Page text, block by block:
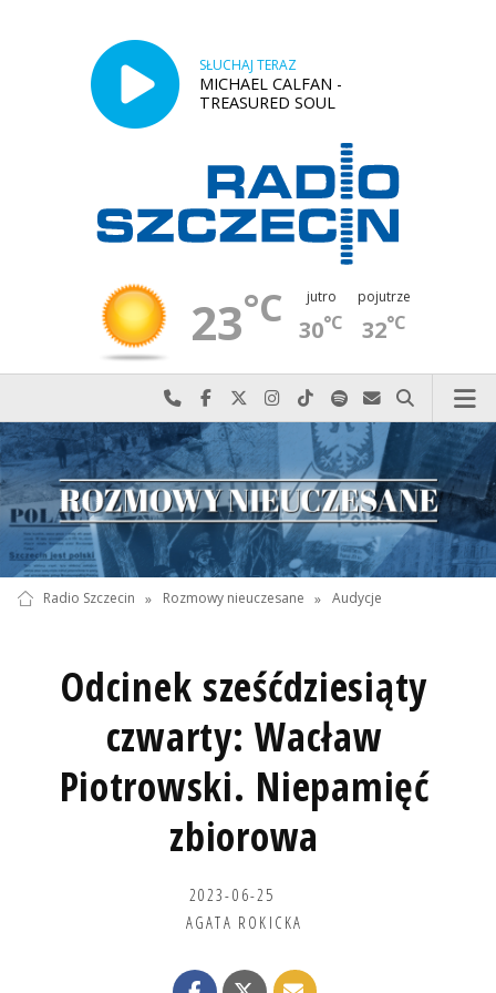
SŁUCHAJ TERAZ
MICHAEL CALFAN -
TREASURED SOUL
23°C jutro
30°C
pojutrze
32°C
Najlepiej po prostu do nas zadzwoń
Odwiedź nas na Facebook-u
Odwiedź nas na X
Odwiedź nas na Instagram-ie
Odwiedź nas na TikTok-u
Szukaj nas na Spotify
Wyślij do nas
Szukaj
Radio Szczecin » Rozmowy nieuczesane » Audycje
Odcinek sześćdziesiąty
czwarty: Wacław
Piotrowski. Niepamięć
zbiorowa
2023-06-25
AGATA ROKICKA